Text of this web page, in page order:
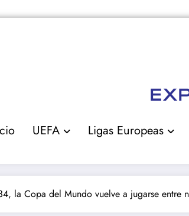
UEFA Ligas Europeas
la Copa del Mundo vuelve a jugarse entre